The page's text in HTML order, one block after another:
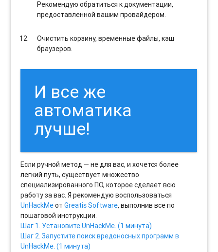
Рекомендую обратиться к документации,
предоставленной вашим провайдером.
Очистить корзину, временные файлы, кэш
браузеров.
И все же
автоматика
лучше!
Если ручной метод — не для вас, и хочется более
легкий путь, существует множество
специализированного ПО, которое сделает всю
работу за вас. Я рекомендую воспользоваться
UnHackMeотGreatis Software, выполнив все по
пошаговой инструкции.
Шаг 1. Установите UnHackMe. (1 минута)
Шаг 2. Запустите поиск вредоносных программ в
UnHackMe. (1 минута)